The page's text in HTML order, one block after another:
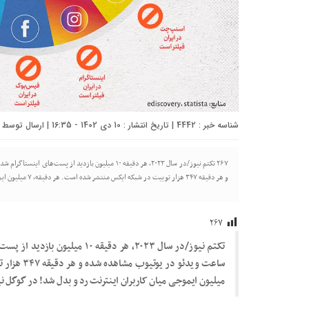
شناسه خبر : 4442 | تاریخ انتشار : 10 دی 1402 - 16:35 | ارسال توسط :
و هر دقیقه ۳۴۷ هزار توییت در شبکه ایکس منتشر شده است. هر دقیقه، ۷ میلیون ایموجی میان کاربران اینترنت رد و بدل شد! در گوگل نیز ۲.۵ میلیون […]
۲۶۷
میلیون ایموجی میان کاربران اینترنت رد و بدل شد! در گوگل نیز ۲.۵ میلیون جست‌وجو انجام شده